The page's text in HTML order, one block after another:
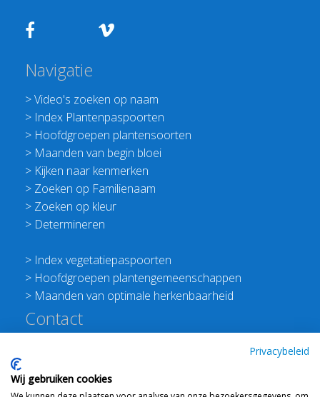
Navigatie
>Video's zoeken op naam
> Index Plantenpaspoorten
> Hoofdgroepen plantensoorten
> Maanden van begin bloei
> Kijken naar kenmerken
> Zoeken op Familienaam
> Zoeken op kleur
> Determineren
> Index vegetatiepaspoorten
> Hoofdgroepen plantengemeenschappen
> Maanden van optimale herkenbaarheid
Contact
E:info@floravannederland.nl
Privacybeleid
Wij gebruiken cookies